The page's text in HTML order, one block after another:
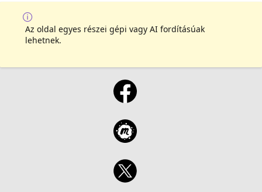
Az oldal egyes részei gépi vagy AI fordításúak
lehetnek.